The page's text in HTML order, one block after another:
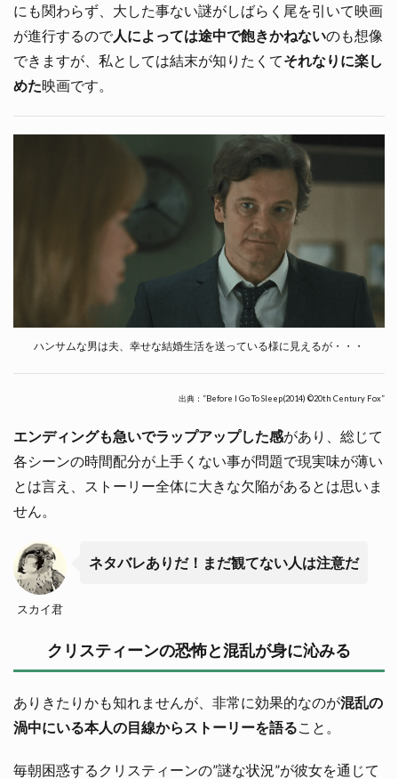
にも関わらず、大した事ない謎がしばらく尾を引いて映画
が進行するので人によっては途中で飽きかねないのも想像
できますが、私としては結末が知りたくてそれなりに楽し
めた映画です。
ハンサムな男は夫、幸せな結婚生活を送っている様に見えるが・・・
出典：”Before I Go To Sleep(2014) ©20th Century Fox”
エンディングも急いでラップアップした感があり、総じて
各シーンの時間配分が上手くない事が問題で現実味が薄い
とは言え、ストーリー全体に大きな欠陥があるとは思いま
せん。
スカイ君
ネタバレありだ！まだ観てない人は注意だ
クリスティーンの恐怖と混乱が身に沁みる
ありきたりかも知れませんが、非常に効果的なのが混乱の
渦中にいる本人の目線からストーリーを語ること。
毎朝困惑するクリスティーンの”謎な状況”が彼女を通じて